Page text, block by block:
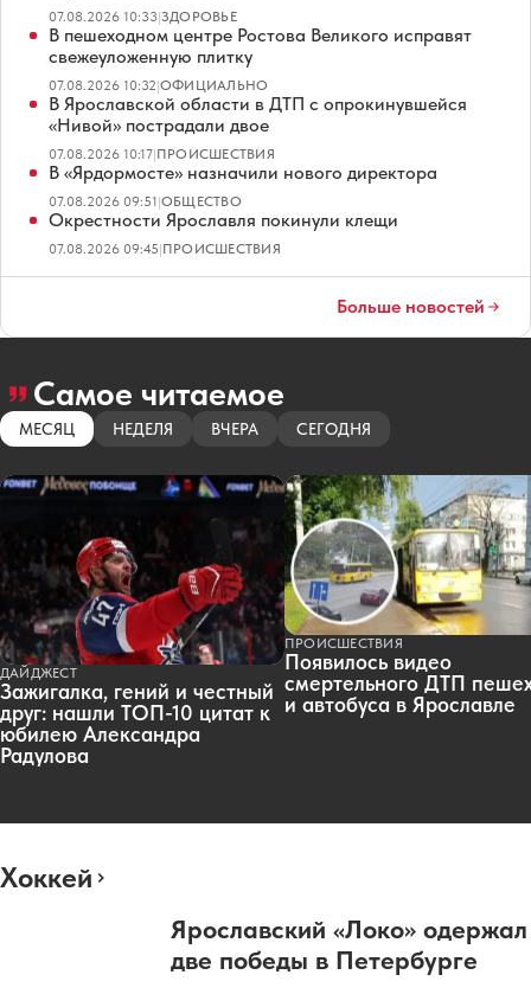
07.08.2026 10:33|ЗДОРОВЬЕ
В пешеходном центре Ростова Великого исправят
свежеуложенную плитку
07.08.2026 10:32|ОФИЦИАЛЬНО
В Ярославской области в ДТП с опрокинувшейся
«Нивой» пострадали двое
07.08.2026 10:17|ПРОИСШЕСТВИЯ
В «Ярдормосте» назначили нового директора
07.08.2026 09:51|ОБЩЕСТВО
Окрестности Ярославля покинули клещи
07.08.2026 09:45|ПРОИСШЕСТВИЯ
Больше новостей
Самое читаемое
МЕСЯЦ НЕДЕЛЯ ВЧЕРА СЕГОДНЯ
ДАЙДЖЕСТ
Зажигалка, гений и честный
друг: нашли ТОП-10 цитат к
юбилею Александра
Радулова
ПРОИСШЕСТВИЯ
Появилось видео
смертельного ДТП
и автобуса в Ярославле
Хоккей
Ярославский «Локо» одержал
две победы в Петербурге